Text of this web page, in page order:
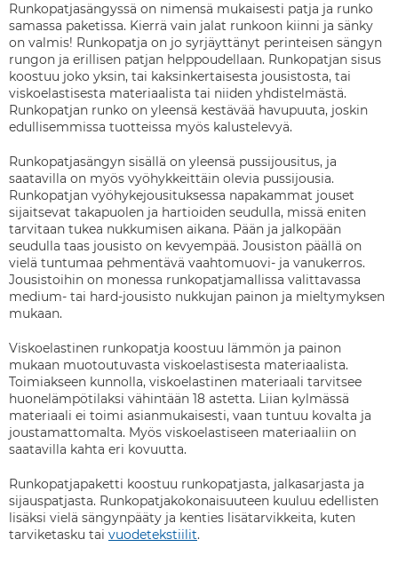
Runkopatjasängyssä on nimensä mukaisesti patja ja runko
samassa paketissa. Kierrä vain jalat runkoon kiinni ja sänky
on valmis! Runkopatja on jo syrjäyttänyt perinteisen sängyn
rungon ja erillisen patjan helppoudellaan. Runkopatjan sisus
koostuu joko yksin, tai kaksinkertaisesta jousistosta, tai
viskoelastisesta materiaalista tai niiden yhdistelmästä.
Runkopatjan runko on yleensä kestävää havupuuta, joskin
edullisemmissa tuotteissa myös kalustelevyä.
Runkopatjasängyn sisällä on yleensä pussijousitus, ja
saatavilla on myös vyöhykkeittäin olevia pussijousia.
Runkopatjan vyöhykejousituksessa napakammat jouset
sijaitsevat takapuolen ja hartioiden seudulla, missä eniten
tarvitaan tukea nukkumisen aikana. Pään ja jalkopään
seudulla taas jousisto on kevyempää. Jousiston päällä on
vielä tuntumaa pehmentävä vaahtomuovi- ja vanukerros.
Jousistoihin on monessa runkopatjamallissa valittavassa
medium- tai hard-jousisto nukkujan painon ja mieltymyksen
mukaan.
Viskoelastinen runkopatja koostuu lämmön ja painon
mukaan muotoutuvasta viskoelastisesta materiaalista.
Toimiakseen kunnolla, viskoelastinen materiaali tarvitsee
huonelämpötilaksi vähintään 18 astetta. Liian kylmässä
materiaali ei toimi asianmukaisesti, vaan tuntuu kovalta ja
joustamattomalta. Myös viskoelastiseen materiaaliin on
saatavilla kahta eri kovuutta.
Runkopatjapaketti koostuu runkopatjasta, jalkasarjasta ja
sijauspatjasta. Runkopatjakokonaisuuteen kuuluu edellisten
lisäksi vielä sängynpääty ja kenties lisätarvikkeita, kuten
tarviketasku tai vuodetekstiilit.